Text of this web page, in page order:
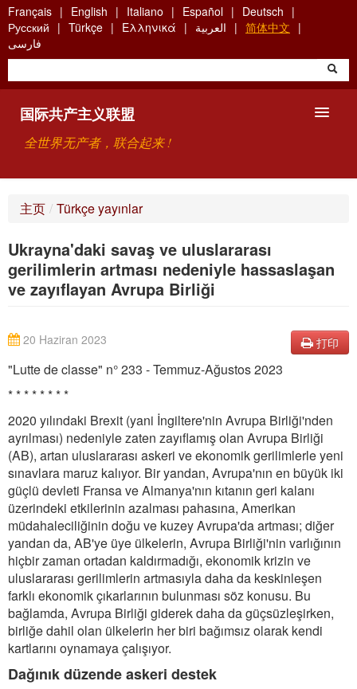
Skip
to
main
content
Français English Italiano Español
Deutsch
Русский
Türkçe Ελληνικά العربية
简体中文
فارسی
国际共产主义联盟
全世界无产者，联合起来 !
搜索
联系方式
主页 / Türkçe yayınlar
Ukrayna'daki savaş ve uluslararası
gerilimlerin artması nedeniyle hassaslaşan
ve zayıflayan Avrupa Birliği
打印
20 Haziran 2023
"Lutte de classe" n° 233 - Temmuz-Ağustos 2023
* * * * * * * *
2020 yılındaki Brexit (yani İngiltere'nin Avrupa Birliği'nden
ayrılması) nedeniyle zaten zayıflamış olan Avrupa Birliği
(AB), artan uluslararası askeri ve ekonomik gerilimlerle yeni
sınavlara maruz kalıyor. Bir yandan, Avrupa'nın en büyük iki
güçlü devleti Fransa ve Almanya'nın kıtanın geri kalanı
üzerindeki etkilerinin azalması pahasına, Amerikan
müdahaleciliğinin doğu ve kuzey Avrupa'da artması; diğer
yandan da, AB'ye üye ülkelerin, Avrupa Birliği'nin varlığının
hiçbir zaman ortadan kaldırmadığı, ekonomik krizin ve
uluslararası gerilimlerin artmasıyla daha da keskinleşen
farklı ekonomik çıkarlarının bulunması söz konusu. Bu
bağlamda, Avrupa Birliği giderek daha da güçsüzleşirken,
birliğe dahil olan ülkelerin her biri bağımsız olarak kendi
kartlarını oynamaya çalışıyor.
Dağınık düzende askeri destek